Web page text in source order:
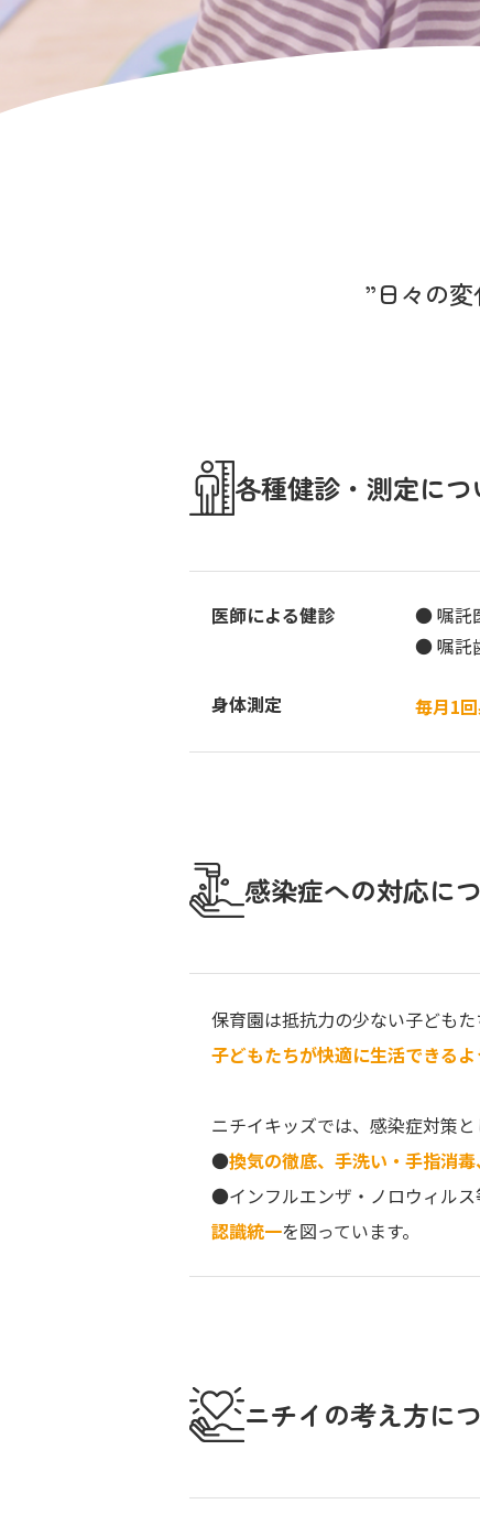
”日々の変
各種健診・測定につ
医師による健診 ● 嘱託
● 嘱託
身体測定 毎月1
感染症への対応に
保育園は抵抗力の少ない子ども
子どもたちが快適に生活できる
ニチイキッズでは、感染症対策と
●換気の徹底、手洗い・手指消
●インフルエンザ・ノロウィルス
認識統一を図っています。
ニチイの考え方に